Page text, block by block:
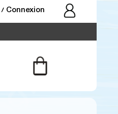
/ Connexion